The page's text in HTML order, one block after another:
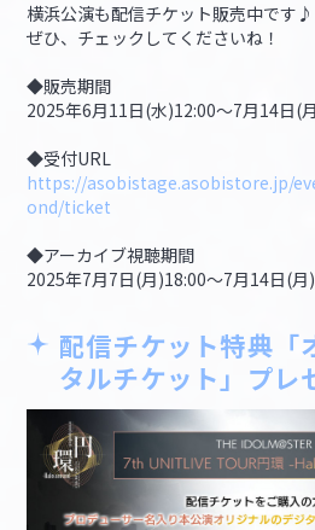
横浜公演も配信チケット販売中です♪
ぜひ、チェックしてくださいね！
◆販売期間
2025年6月11日(水)12:00～7月14日(
◆受付URL
https://asobistage.asobistore.jp/
ond/ticket
◆アーカイブ視聴期間
2025年7月7日(月)18:00～7月14日(月
配信チケット特典「
タルチケット」プレ